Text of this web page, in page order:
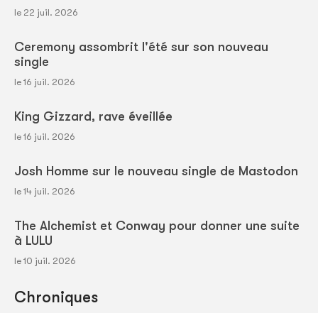
le 22 juil. 2026
Ceremony assombrit l'été sur son nouveau
single
le 16 juil. 2026
King Gizzard, rave éveillée
le 16 juil. 2026
Josh Homme sur le nouveau single de Mastodon
le 14 juil. 2026
The Alchemist et Conway pour donner une suite
à LULU
le 10 juil. 2026
Chroniques